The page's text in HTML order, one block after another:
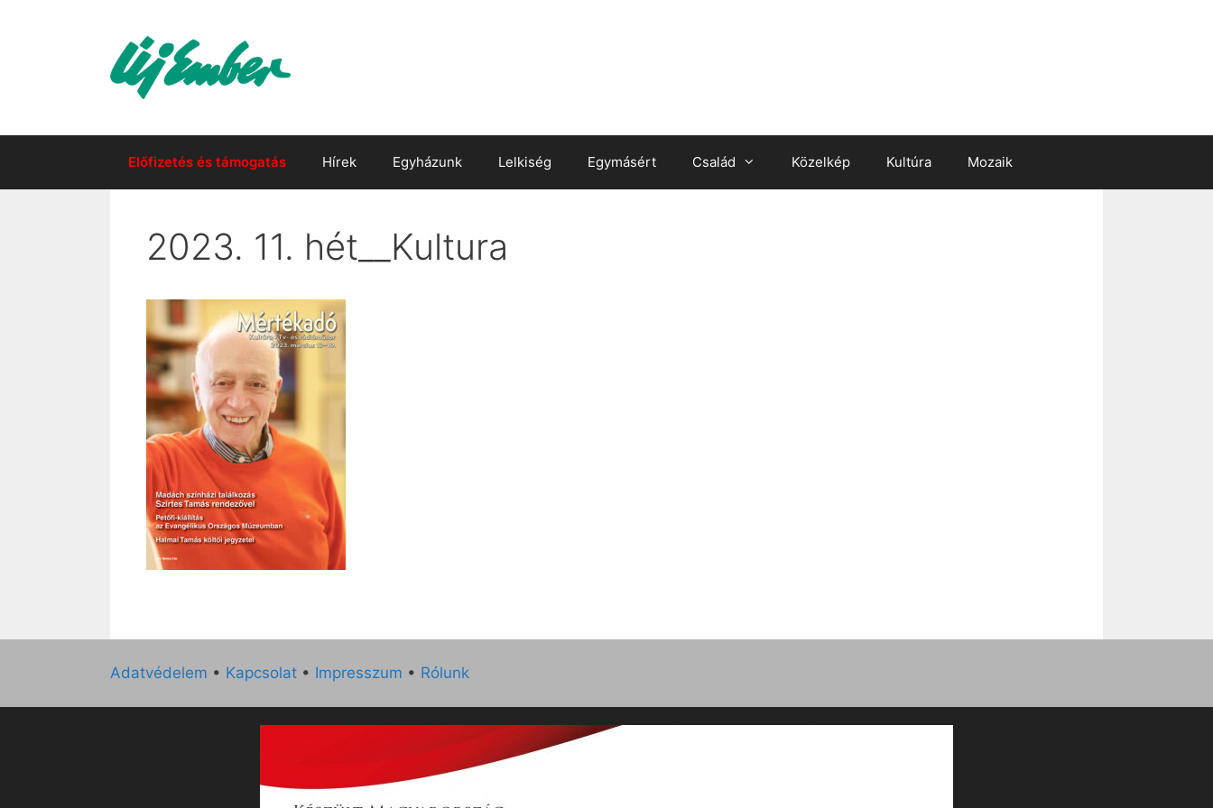
Előfizetés és támogatás Hírek Egyházunk Lelkiség Egymásért Család Közelkép Kultúra Mozaik
2023. 11. hét__Kultura
Adatvédelem • Kapcsolat • Impresszum • Rólunk